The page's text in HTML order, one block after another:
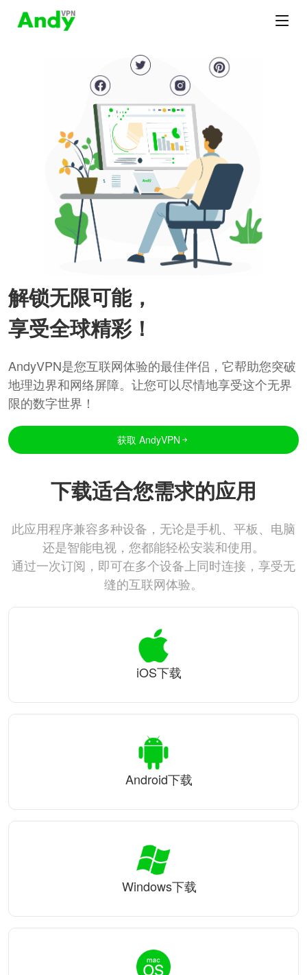
解锁无限可能，
享受全球精彩！
AndyVPN是您互联网体验的最佳伴侣，它帮助您突破
地理边界和网络屏障。让您可以尽情地享受这个无界
限的数字世界！
获取 AndyVPN
下载适合您需求的应用
此应用程序兼容多种设备，无论是手机、平板、电脑
还是智能电视，您都能轻松安装和使用。
通过一次订阅，即可在多个设备上同时连接，享受无
缝的互联网体验。
iOS下载
Android下载
Windows下载